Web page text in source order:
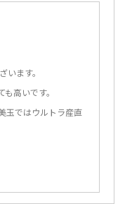
います。
高いです。
玉ではウルトラ産直